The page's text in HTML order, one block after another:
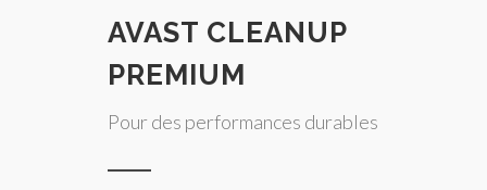
AVAST CLEANUP
PREMIUM
Pour des performances durables